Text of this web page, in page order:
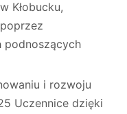
Kłobucku,
podnoszących
i rozwoju
Uczennice dzięki